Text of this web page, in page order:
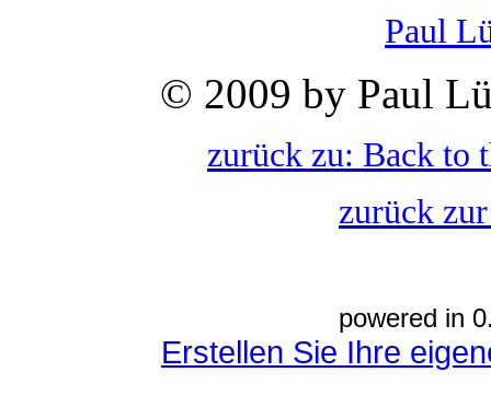
Paul
© 2009 by Paul
zurück zu: Back to
zurück
powered in
Erstellen Sie Ihre